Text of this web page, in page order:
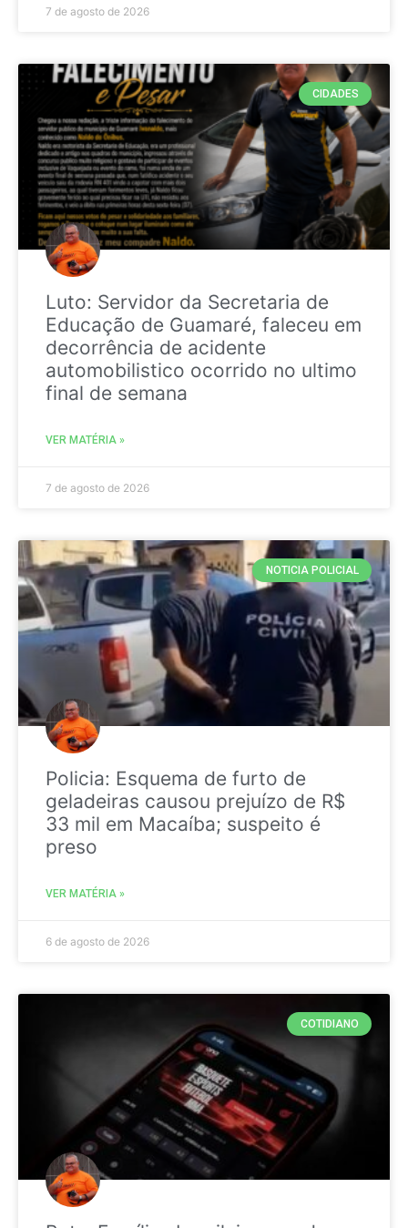
7 de agosto de 2026
CIDADES
Luto: Servidor da Secretaria de
Educação de Guamaré, faleceu em
decorrência de acidente
automobilistico ocorrido no ultimo
final de semana
VER MATÉRIA »
7 de agosto de 2026
NOTICIA POLICIAL
Policia: Esquema de furto de
geladeiras causou prejuízo de R$
33 mil em Macaíba; suspeito é
preso
VER MATÉRIA »
6 de agosto de 2026
COTIDIANO